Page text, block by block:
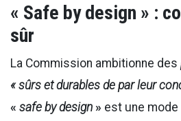
« Safe by design » :
sûr
La Commission ambitionne des
« sûrs et durables de par leur
« safe by design » est une